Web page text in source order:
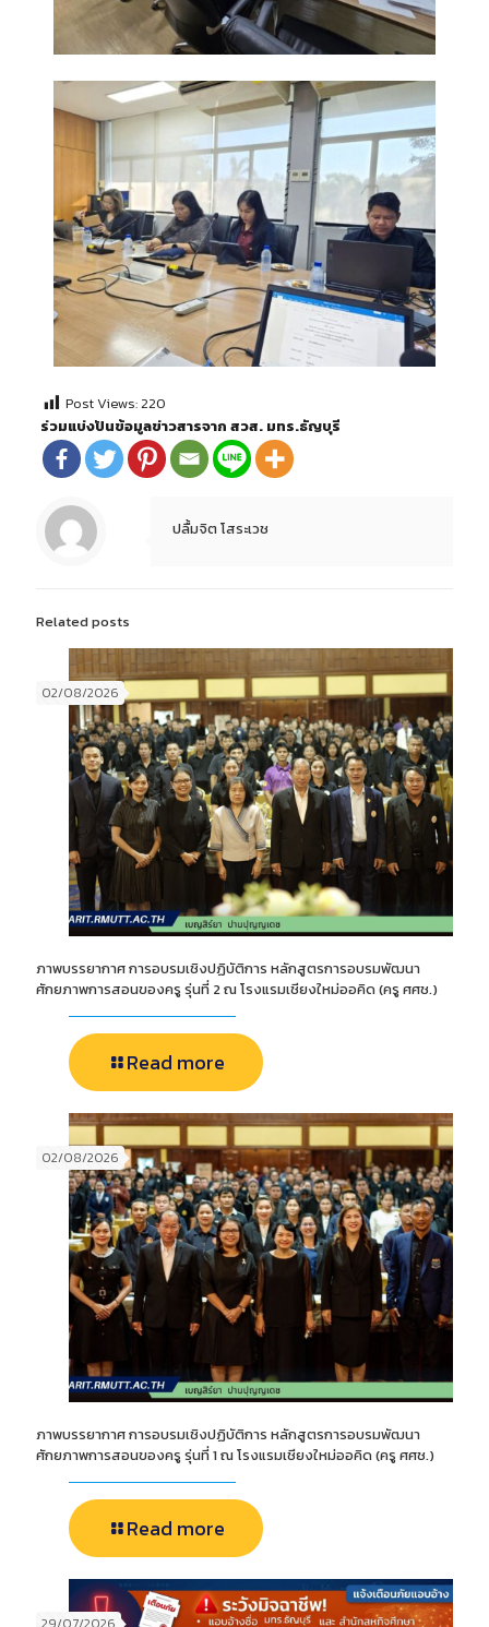
Post Views:220
ร่วมแบ่งปันข้อมูลข่าวสารจาก สวส. มทร.ธัญบุรี
ปลื้มจิต โสระเวช
Related posts
02/08/2026
ภาพบรรยากาศ การอบรมเชิงปฏิบัติการ หลักสูตรการอบรมพัฒนา
ศักยภาพการสอนของครู รุ่นที่ 2 ณ โรงแรมเชียงใหม่ออคิด (ครู ศศช.)
Read more
02/08/2026
ภาพบรรยากาศ การอบรมเชิงปฏิบัติการ หลักสูตรการอบรมพัฒนา
ศักยภาพการสอนของครู รุ่นที่ 1 ณ โรงแรมเชียงใหม่ออคิด (ครู ศศช.)
Read more